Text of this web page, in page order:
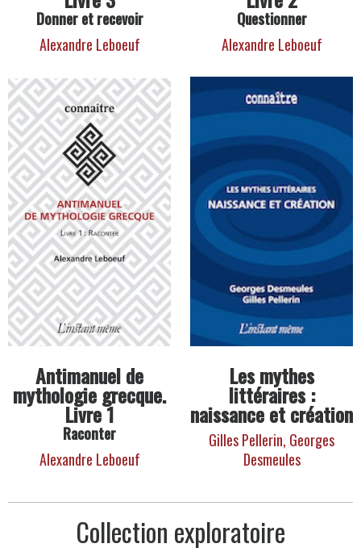
Donner et recevoir
Alexandre Leboeuf
Questionner
Alexandre Leboeuf
Antimanuel de
mythologie grecque.
Livre 1
Raconter
Alexandre Leboeuf
Les mythes
littéraires :
naissance et création
Gilles Pellerin, Georges
Desmeules
Collection exploratoire